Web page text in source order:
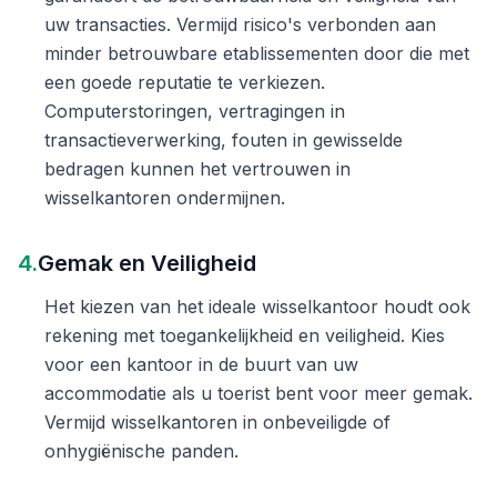
uw transacties. Vermijd risico's verbonden aan
minder betrouwbare etablissementen door die met
een goede reputatie te verkiezen.
Computerstoringen, vertragingen in
transactieverwerking, fouten in gewisselde
bedragen kunnen het vertrouwen in
wisselkantoren ondermijnen.
4.Gemak en Veiligheid
Het kiezen van het ideale wisselkantoor houdt ook
rekening met toegankelijkheid en veiligheid. Kies
voor een kantoor in de buurt van uw
accommodatie als u toerist bent voor meer gemak.
Vermijd wisselkantoren in onbeveiligde of
onhygiënische panden.